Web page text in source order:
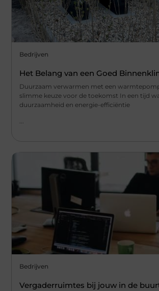
Bedrijven
Het Belang van een Goed
Duurzaam verwarmen met een
slimme keuze voor de toekomst In een tijd
duurzaamheid en energie-efficiëntie
...
Bedrijven
Vergaderruimtes bij jouw in de